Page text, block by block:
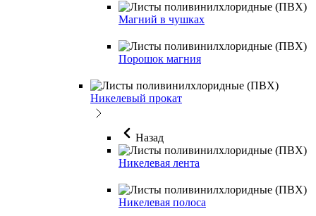
Магний в чушках
Порошок магния
Никелевый прокат
Назад
Никелевая лента
Никелевая полоса